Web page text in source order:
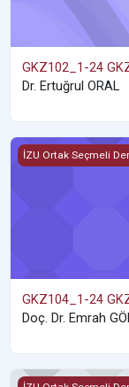
GKZ102_1-24
Dr. Ertuğrul ORAL
GKZ104_1-24
İZU Ortak Seçmeli
GKZ104_1-24
Doç. Dr. Emrah